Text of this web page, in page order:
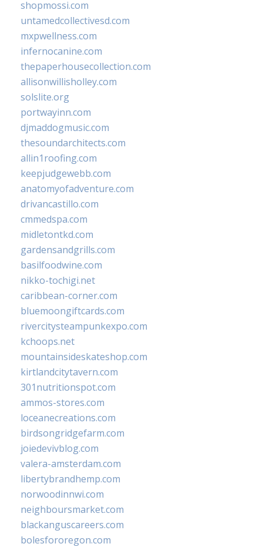
shopmossi.com
untamedcollectivesd.com
mxpwellness.com
infernocanine.com
thepaperhousecollection.com
allisonwillisholley.com
solslite.org
portwayinn.com
djmaddogmusic.com
thesoundarchitects.com
allin1roofing.com
keepjudgewebb.com
anatomyofadventure.com
drivancastillo.com
cmmedspa.com
midletontkd.com
gardensandgrills.com
basilfoodwine.com
nikko-tochigi.net
caribbean-corner.com
bluemoongiftcards.com
rivercitysteampunkexpo.com
kchoops.net
mountainsideskateshop.com
kirtlandcitytavern.com
301nutritionspot.com
ammos-stores.com
loceanecreations.com
birdsongridgefarm.com
joiedevivblog.com
valera-amsterdam.com
libertybrandhemp.com
norwoodinnwi.com
neighboursmarket.com
blackanguscareers.com
bolesfororegon.com